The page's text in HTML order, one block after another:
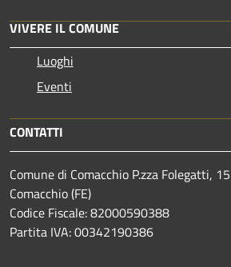
VIVERE IL COMUNE
Luoghi
Eventi
CONTATTI
Comune di Comacchio P.zza Folegatti,
Comacchio (FE)
Codice Fiscale: 82000590388
Partita IVA: 00342190386